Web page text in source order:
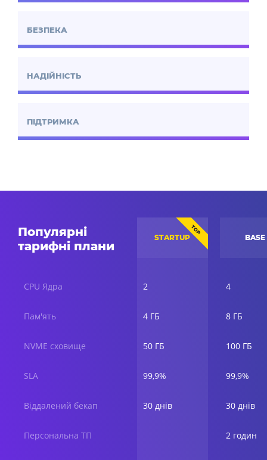
БЕЗПЕКА
НАДІЙНІСТЬ
ПІДТРИМКА
Популярні
тарифні плани
CPU Ядра
Пам'ять
NVME сховище
SLA
Віддалений бекап
Персональна ТП
TOP
STARTUP
2
4 ГБ
50 ГБ
99,9%
30 днів
BASE
4
8 ГБ
100 ГБ
99,9%
30 днів
2 годин